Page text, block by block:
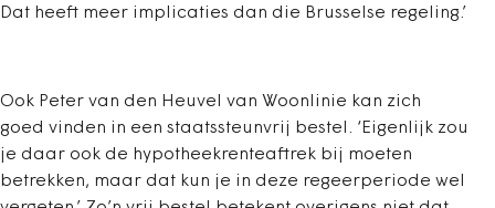
Dat heeft meer implicaties dan die Brusselse regeling.’
Ook Peter van den Heuvel van Woonlinie kan zich
goed vinden in een staatssteunvrij bestel. ‘Eigenlijk zou
je daar ook de hypotheekrenteaftrek bij moeten
betrekken, maar dat kun je in deze regeerperiode wel